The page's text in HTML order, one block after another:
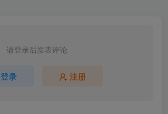
请登录后发表评论
登录 注册